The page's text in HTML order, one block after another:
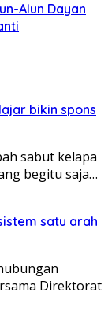
Alun Dayan
bikin spons
sabut kelapa
begitu saja…
satu arah
Direktorat